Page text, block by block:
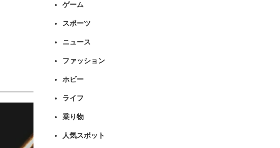
ゲーム
スポーツ
ニュース
ファッション
ホビー
ライフ
乗り物
人気スポット